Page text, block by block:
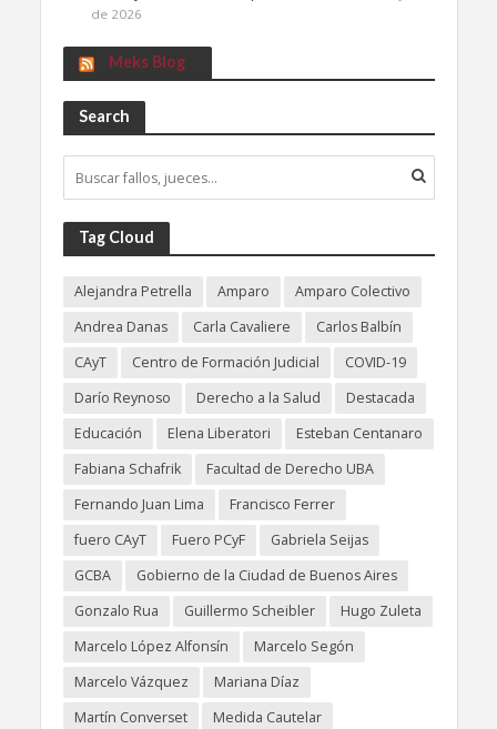
de 2026
Meks Blog
Search
Tag Cloud
Alejandra Petrella Amparo
Amparo Colectivo
Andrea Danas
Carla Cavaliere
Carlos Balbín
CAyT
Centro de Formación Judicial
COVID-19
Darío Reynoso
Derecho a la Salud
Destacada
Educación
Elena Liberatori
Esteban Centanaro
Fabiana Schafrik
Facultad de Derecho UBA
Fernando Juan Lima
Francisco Ferrer
fuero CAyT
Fuero PCyF
Gabriela Seijas
GCBA
Gobierno de la Ciudad de Buenos Aires
Gonzalo Rua
Guillermo Scheibler
Hugo Zuleta
Marcelo López Alfonsín
Marcelo Segón
Marcelo Vázquez
Mariana Díaz
Martín Converset
Medida Cautelar